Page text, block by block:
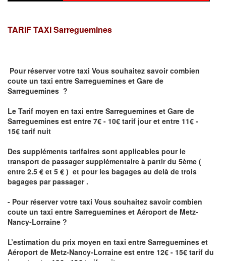
TARIF TAXISarreguemines
Pour réserver votre taxi Vous souhaitez savoircombien
coute un taxi entre Sarreguemines et Gare de
Sarreguemines ?
Le Tarif moyen en taxi entre Sarreguemines et Gare de
Sarreguemines est entre 7€ - 10€ tarif jour et entre 11€ -
15€ tarif nuit
Des suppléments tarifaires sont applicables pour le
transport de passager supplémentaire à partir du 5ème (
entre 2.5 € et 5 € ) et pour les bagages au delà de trois
bagages par passager .
- Pour réserver votre taxi Vous souhaitez savoircombien
coute un taxi entre Sarreguemines et Aéroport de Metz-
Nancy-Lorraine ?
L’estimation du prix moyen en taxi entre Sarreguemines et
Aéroport de Metz-Nancy-Lorraine est entre 12€ - 15€ tarif du